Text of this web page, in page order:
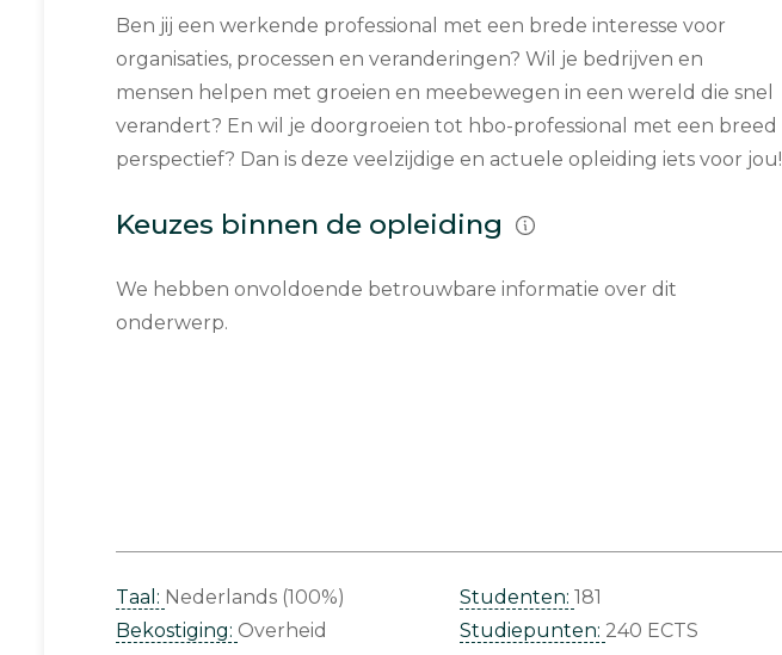
Ben jij een werkende professional met een brede interesse voor
organisaties, processen en veranderingen? Wil je bedrijven en
mensen helpen met groeien en meebewegen in een wereld die snel
verandert? En wil je doorgroeien tot hbo-professional met een breed
perspectief? Dan is deze veelzijdige en actuele opleiding iets voor jou!
Keuzes binnen de opleiding
We hebben onvoldoende betrouwbare informatie over dit
onderwerp.
Taal: Nederlands (100%)
Bekostiging: Overheid
Studenten: 181
Studiepunten: 240 ECTS